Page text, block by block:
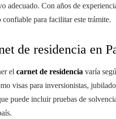
adecuado. Con años de
para facilitar este trámite.
de residencia en
el carnet de residencia varía
visas para inversionistas,
puede incluir pruebas de